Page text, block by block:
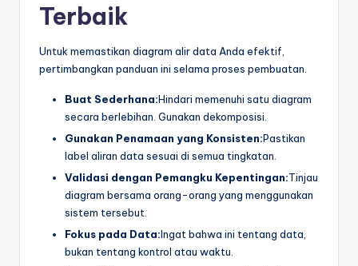
Terbaik
Untuk memastikan diagram alir data Anda efektif,
pertimbangkan panduan ini selama proses pembuatan.
Buat Sederhana:Hindari memenuhi satu diagram
secara berlebihan. Gunakan dekomposisi.
Gunakan Penamaan yang Konsisten:Pastikan
label aliran data sesuai di semua tingkatan.
Validasi dengan Pemangku Kepentingan:Tinjau
diagram bersama orang-orang yang menggunakan
sistem tersebut.
Fokus pada Data:Ingat bahwa ini tentang data,
bukan tentang kontrol atau waktu.